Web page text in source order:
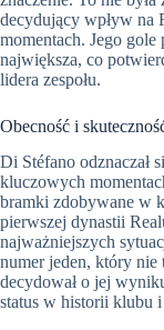
decydujący wpływ na
momentach. Jego gole
największa, co
lidera zespołu.
Obecność i
Di Stéfano odznaczał
kluczowych
bramki zdobywane w
pierwszej dynastii
najważniejszych
numer jeden, który nie
decydował o jej
status w historii klubu i